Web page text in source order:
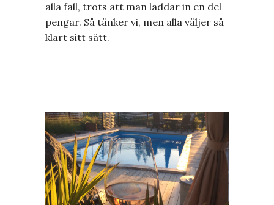
alla fall, trots att man laddar in en del
pengar. Så tänker vi, men alla väljer så
klart sitt sätt.